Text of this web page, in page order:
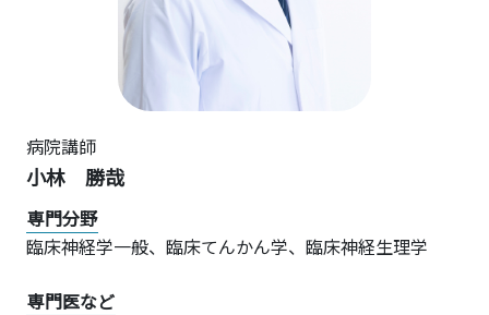
病院講師
小林 勝哉
専門分野
臨床神経学一般、臨床てんかん学、臨床神経生理学
専門医など